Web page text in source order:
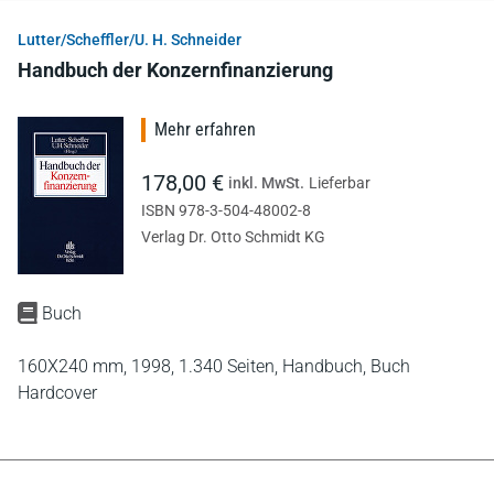
Lutter/Scheffler/U. H. Schneider
Handbuch der Konzernfinanzierung
Buch
160X240 mm, 1998, 1.340 Seiten, Handbuch, Buch
Hardcover
Mehr erfahren
178,00 € inkl. MwSt. Lieferbar
ISBN 978-3-504-48002-8
Verlag Dr. Otto Schmidt KG